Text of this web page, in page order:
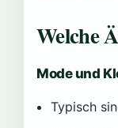
Welche
Mode und
Typisch